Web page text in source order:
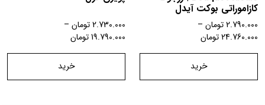
کازاموراتی بوکت آیدل
2.790.000تومان –
24.760.000تومان
خرید
2.730.000تومان –
19.790.000تومان
خرید